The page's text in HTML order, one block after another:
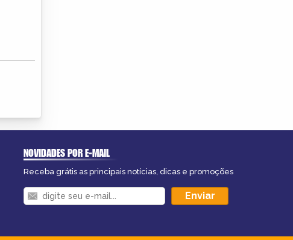
NOVIDADES POR E-MAIL
Receba grátis as principais notícias, dicas e promoções